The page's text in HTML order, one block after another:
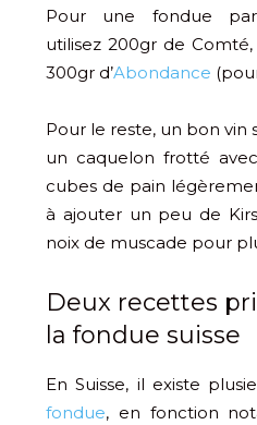
Pour une fondue
utilisez 200gr de
300gr d’Abondance
Pour le reste, un bon
un caquelon frotté
cubes de pain
à ajouter un peu de
noix de muscade pour
Deux recettes
la fondue suisse
En Suisse, il existe
fondue, en fonction